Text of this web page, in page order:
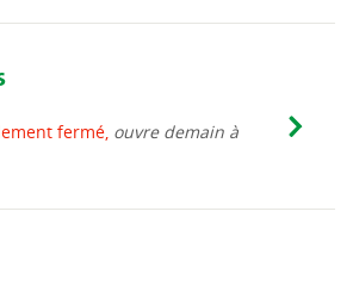
fermé, ouvre demain à